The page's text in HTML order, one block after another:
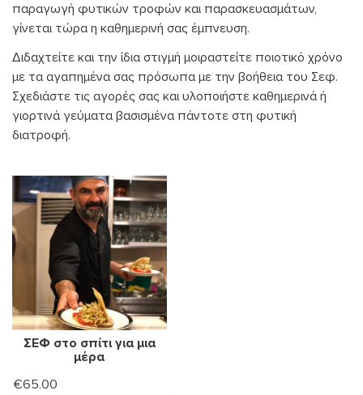
παραγωγή φυτικών τροφών και παρασκευασμάτων,
γίνεται τώρα η καθημερινή σας έμπνευση.
Διδαχτείτε και την ίδια στιγμή μοιραστείτε ποιοτικό χρόνο
με τα αγαπημένα σας πρόσωπα με την βοήθεια του Σεφ.
Σχεδιάστε τις αγορές σας και υλοποιήστε καθημερινά ή
γιορτινά γεύματα βασισμένα πάντοτε στη φυτική
διατροφή.
ΣΕΦ στο σπίτι για μια
μέρα
€65.00